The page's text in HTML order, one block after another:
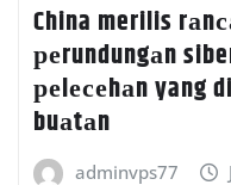
China merilis
реrundungаn
реlесеhаn yang
buаtаn
adminvps77